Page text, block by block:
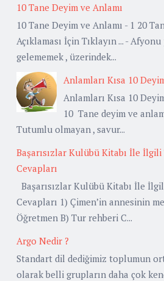
10 Tane Deyim ve Anlamı
10 Tane Deyim ve Anlamı - 1 20
Açıklaması İçin Tıklayın ... -
gelememek , üzerindek...
Anlamları Kısa 10
Anlamları Kısa 10
10 Tane deyim ve
Tutumlu olmayan , savur...
Başarısızlar Kulübü Kitabı İle İlgili
Cevapları
Başarısızlar Kulübü Kitabı İle
Cevapları 1) Çimen’in annesinin
Öğretmen B) Tur rehberi C...
Argo Nedir ?
Standart dil dediğimiz toplumun
olarak belli grupların daha çok